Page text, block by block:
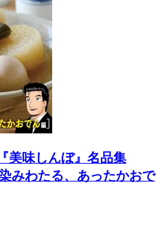
味しんぼ』名品集
みわたる、あったかおで